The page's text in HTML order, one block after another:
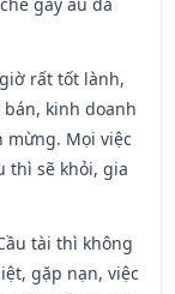
rất tốt lành,
kinh doanh
mừng. Mọi việc
thì sẽ khỏi, gia
tài thì không
gặp nạn, việc